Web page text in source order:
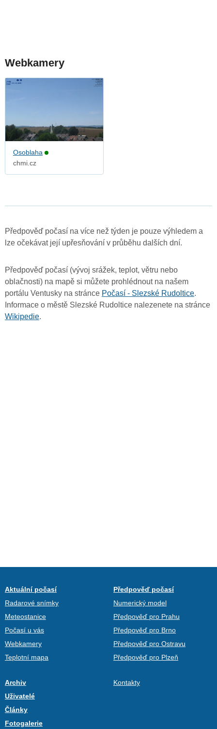
Webkamery
Osoblaha
chmi.cz
Předpověď počasí na více než týden je pouze výhledem a
lze očekávat její upřesňování v průběhu dalších dní.
Předpověď počasí (vývoj srážek, teplot, větru nebo
oblačnosti) na mapě si můžete prohlédnout na našem
portálu Ventusky na stránce Počasí - Slezské Rudoltice.
Informace o městě Slezské Rudoltice nalezenete na stránce
Wikipedie.
Aktuální počasí
Radarové snímky
Meteostanice
Počasí u vás
Webkamery
Teplotní mapa
Předpověď počasí
Numerický model
Předpověď pro Prahu
Předpověď pro Brno
Předpověď pro Ostravu
Předpověď pro Plzeň
Archiv
Uživatelé
Články
Fotogalerie
Kontakty